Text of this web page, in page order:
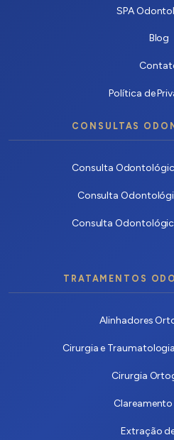
SPA
Blog
Política de
CONSULTAS
Consulta
Consulta
Consulta
TRATAMENTOS
Alinhadores
Cirurgia e
Cirurgia
Extração